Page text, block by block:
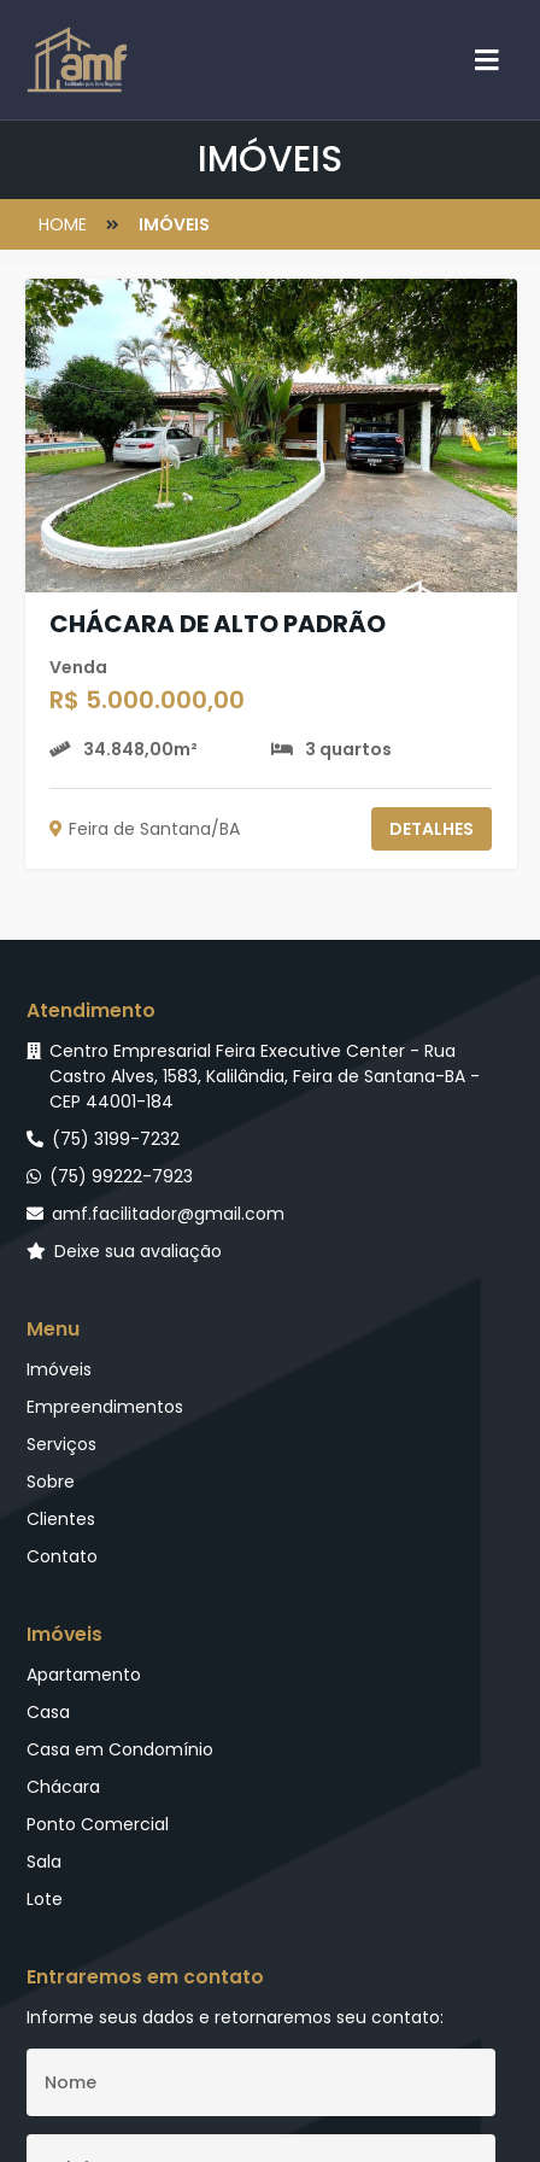
IMÓVEIS
HOME IMÓVEIS
CHÁCARA DE ALTO PADRÃO
Venda
R$ 5.000.000,00
34.848,00m² 3 quartos
Feira de Santana/BA DETALHES
Atendimento
Centro Empresarial Feira Executive Center - Rua
Castro Alves, 1583, Kalilândia, Feira de Santana-BA -
CEP 44001-184
(75) 3199-7232
(75) 99222-7923
amf.facilitador@gmail.com
Deixe sua avaliação
Menu
Imóveis
Empreendimentos
Serviços
Sobre
Clientes
Contato
Imóveis
Apartamento
Casa
Casa em Condomínio
Chácara
Ponto Comercial
Sala
Lote
Entraremos em contato
Informe seus dados e retornaremos seu contato: